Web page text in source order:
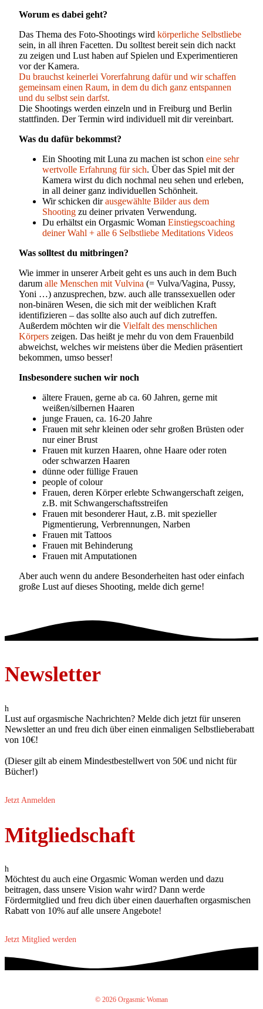
Worum es dabei geht?
Das Thema des Foto-Shootings wird körperliche Selbstliebe
sein, in all ihren Facetten. Du solltest bereit sein dich nackt
zu zeigen und Lust haben auf Spielen und Experimentieren
vor der Kamera.
Du brauchst keinerlei Vorerfahrung dafür und wir schaffen
gemeinsam einen Raum, in dem du dich ganz entspannen
und du selbst sein darfst.
Die Shootings werden einzeln und in Freiburg und Berlin
stattfinden. Der Termin wird individuell mit dir vereinbart.
Was du dafür bekommst?
Ein Shooting mit Luna zu machen ist schon eine sehr
wertvolle Erfahrung für sich. Über das Spiel mit der
Kamera wirst du dich nochmal neu sehen und erleben,
in all deiner ganz individuellen Schönheit.
Wir schicken dirausgewählte Bilder aus dem
Shooting zu deiner privaten Verwendung.
Du erhältst ein Orgasmic Woman Einstiegscoaching
deiner Wahl + alle 6 Selbstliebe Meditations Videos
Was solltest du mitbringen?
Wie immer in unserer Arbeit geht es uns auch in dem Buch
darum alle Menschen mit Vulvina (= Vulva/Vagina, Pussy,
Yoni …) anzusprechen, bzw. auch alle transsexuellen oder
non-binären Wesen, die sich mit der weiblichen Kraft
identifizieren – das sollte also auch auf dich zutreffen.
Außerdem möchten wir die Vielfalt des menschlichen
Körpers zeigen. Das heißt je mehr du von dem Frauenbild
abweichst, welches wir meistens über die Medien präsentiert
bekommen, umso besser!
Insbesondere suchen wir noch
ältere Frauen, gerne ab ca. 60 Jahren, gerne mit
weißen/silbernen Haaren
junge Frauen, ca. 16-20 Jahre
Frauen mit sehr kleinen oder sehr großen Brüsten oder
nur einer Brust
Frauen mit kurzen Haaren, ohne Haare oder roten
oder schwarzen Haaren
dünne oder füllige Frauen
people of colour
Frauen, deren Körper erlebte Schwangerschaft zeigen,
z.B. mit Schwangerschaftsstreifen
Frauen mit besonderer Haut, z.B. mit spezieller
Pigmentierung, Verbrennungen, Narben
Frauen mit Tattoos
Frauen mit Behinderung
Frauen mit Amputationen
Aber auch wenn du andere Besonderheiten hast oder einfach
große Lust auf dieses Shooting, melde dich gerne!
Newsletter
h
Lust auf orgasmische Nachrichten? Melde dich jetzt für unseren
Newsletter an und freu dich über einen einmaligen Selbstlieberabatt
von 10€!
(Dieser gilt ab einem Mindestbestellwert von 50€ und nicht für
Bücher!)
Jetzt Anmelden
Mitgliedschaft
h
Möchtest du auch eine Orgasmic Woman werden und dazu
beitragen, dass unsere Vision wahr wird? Dann werde
Fördermitglied und freu dich über einen dauerhaften orgasmischen
Rabatt von 10% auf alle unsere Angebote!
Jetzt Mitglied werden
© 2026 Orgasmic Woman